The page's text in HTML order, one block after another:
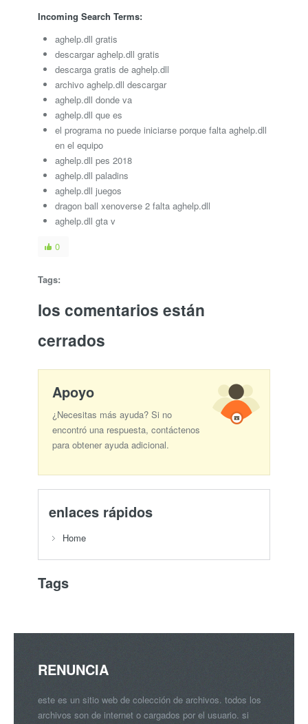
Incoming Search Terms:
aghelp.dll gratis
descargar aghelp.dll gratis
descarga gratis de aghelp.dll
archivo aghelp.dll descargar
aghelp.dll donde va
aghelp.dll que es
el programa no puede iniciarse porque falta aghelp.dll
en el equipo
aghelp.dll pes 2018
aghelp.dll paladins
aghelp.dll juegos
dragon ball xenoverse 2 falta aghelp.dll
aghelp.dll gta v
0
Tags:
los comentarios están
cerrados
Apoyo
¿Necesitas más ayuda? Si no
encontró una respuesta, contáctenos
para obtener ayuda adicional.
enlaces rápidos
Home
Tags
RENUNCIA
este es un sitio web de colección de archivos. todos los
archivos son de internet o cargados por el usuario. si